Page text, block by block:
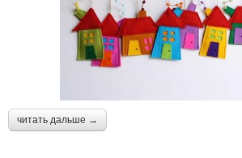
читать дальше →